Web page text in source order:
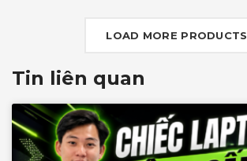
LOAD MORE PRODUCTS
Tin liên quan